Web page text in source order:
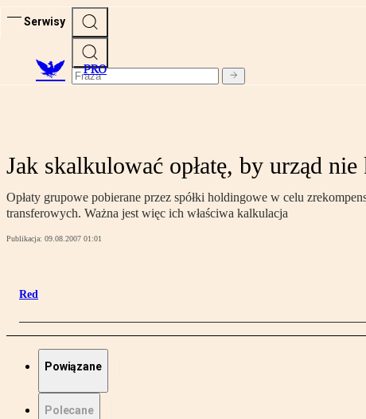
Serwisy
PRO
Jak skalkulować opłatę, by urząd
Opłaty grupowe pobierane przez spółki holdingowe w celu
transferowych. Ważna jest więc ich właściwa kalkulacja
Publikacja: 09.08.2007 01:01
Red
Powiązane
Polecane